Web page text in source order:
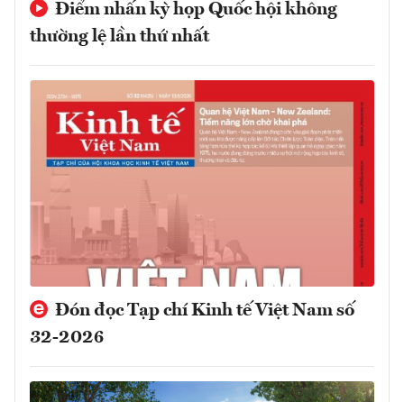
Điểm nhấn kỳ họp Quốc hội không
thường lệ lần thứ nhất
Đón đọc Tạp chí Kinh tế Việt Nam số
32-2026